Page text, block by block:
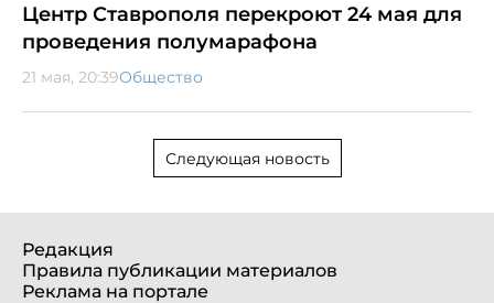
Центр Ставрополя перекроют 24 мая для
проведения полумарафона
21 мая, 20:39Общество
Следующая новость
Редакция
Правила публикации материалов
Реклама на портале